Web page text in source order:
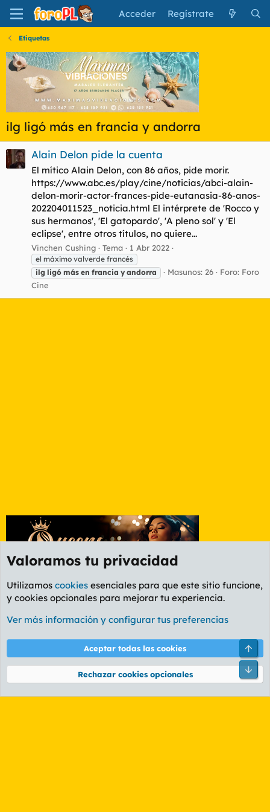
Acceder Regístrate
Etiquetas
ilg ligó más en francia y andorra
Alain Delon pide la cuenta
El mítico Alain Delon, con 86 años, pide morir.
https://www.abc.es/play/cine/noticias/abci-alain-
delon-morir-actor-frances-pide-eutanasia-86-anos-
202204011523_noticia.html El intérprete de 'Rocco y
sus hermanos', 'El gatopardo', 'A pleno sol' y 'El
eclipse', entre otros títulos, no quiere...
Vinchen Cushing Tema 1 Abr 2022
el máximo valverde francés
ilg ligó más en francia y andorra Masunos: 26 Foro: Foro
Cine
Etiquetas
Cookies
PL OLDSTYLE AMARILLO
Términos y reglas Política de privacidad Ayuda
Community platform by XenForo® © 2010-2026 XenForo Ltd.
Valoramos tu privacidad
Utilizamos cookies esenciales para que este sitio funcione,
y cookies opcionales para mejorar tu experiencia.
Ver más información y configurar tus preferencias
Aceptar todas las cookies
Rechazar cookies opcionales
Pie